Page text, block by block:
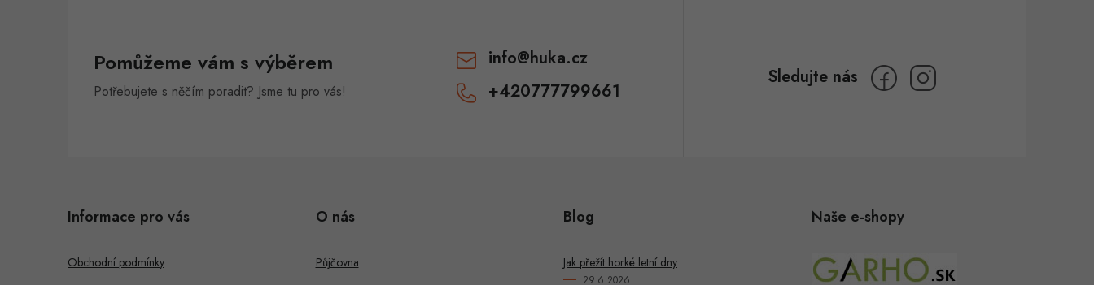
Pomůžeme vám s výběrem
Potřebujete s něčím poradit? Jsme tu pro vás!
info@huka.cz
+420777799661
Informace pro vás
Obchodní podmínky
O nás
Půjčovna
Blog
Jak přežít horké letní dny
29.6.2026
Naše e-shopy